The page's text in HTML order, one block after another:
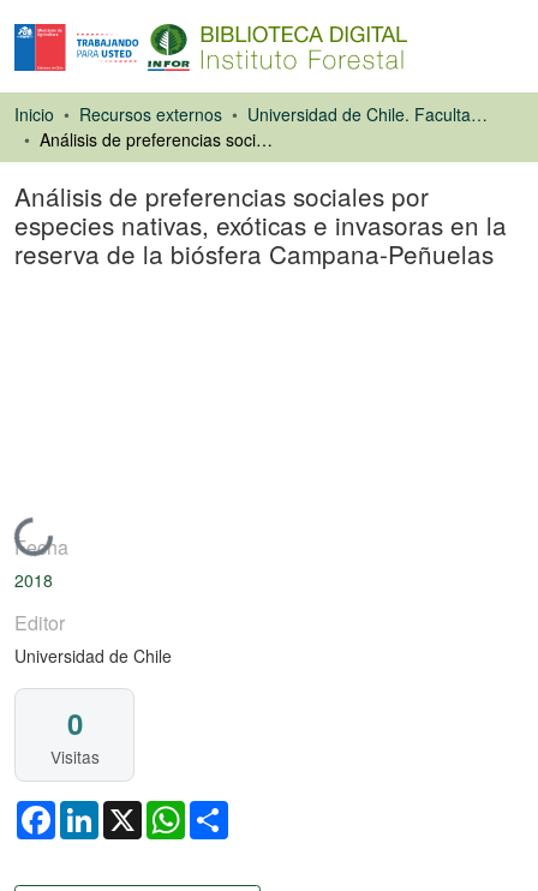
Inicio Recursos externos
Universidad de Chile. Facultad de Ciencias Forestales
Análisis de preferencias sociales por especies nativas, exóticas e invasoras en la reserva de la biósfera Campana-Peñuelas
Análisis de preferencias sociales por
especies nativas, exóticas e invasoras en la
reserva de la biósfera Campana-Peñuelas
Cargando...
Fecha
2018
Editor
Universidad de Chile
0
Visitas
FacebookLinkedIn
X WhatsApp